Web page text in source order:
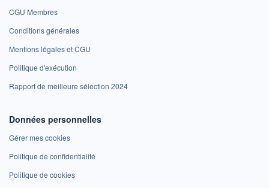
CGU Membres
Conditions générales
Mentions légales et CGU
Politique d'exécution
Rapport de meilleure sélection 2024
Données personnelles
Gérer mes cookies
Politique de confidentialité
Politique de cookies